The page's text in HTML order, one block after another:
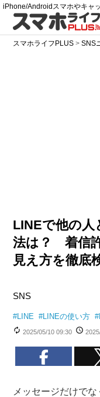
iPhone/Androidスマホやキャ
スマホライフPLUS >SNS
LINEで他の人
法は？ 着信
見え方を徹底
SNS
#LINE #LINEの使い方 #
2025/05/10 09:30
メッセージだけで